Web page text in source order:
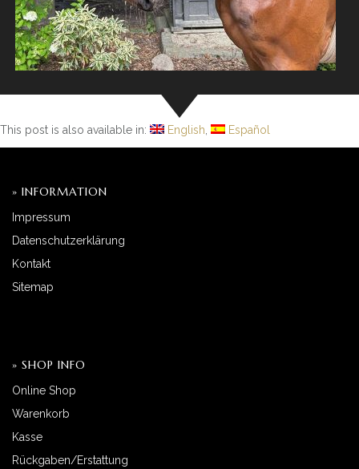
This post is also available in: English Español
» INFORMATION
Impressum
Datenschutzerklärung
Kontakt
Sitemap
» SHOP INFO
Online Shop
Warenkorb
Kasse
Rückgaben/Erstattung